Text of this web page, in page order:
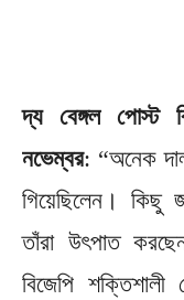
দ্য বেঙ্গল পোস্ট
নভেম্বর: “অনেক
গিয়েছিলেন। কিছু
তাঁরা উৎপাত
বিজেপি